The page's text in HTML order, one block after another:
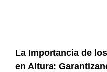
La Importancia de
en Altura: